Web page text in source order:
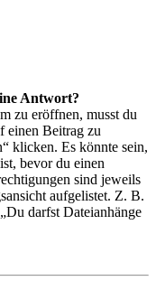
Antwort?
zu eröffnen, musst du
einen Beitrag zu
klicken. Es könnte sein,
bevor du einen
sind jeweils
aufgelistet. Z. B.
darfst Dateianhänge